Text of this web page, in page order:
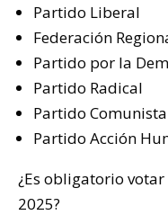
Partido Liberal
Federación
Partido por la
Partido Radical
Partido Comunista
Partido Acción
¿Es obligatorio
2025?